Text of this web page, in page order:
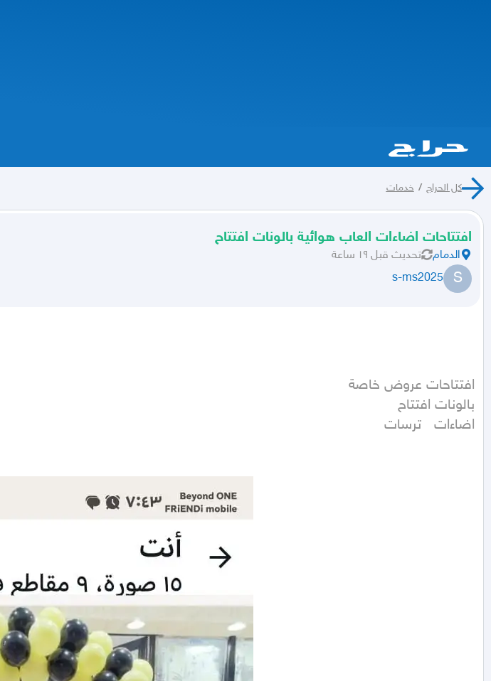
كل الحراج / خدمات
افتتاحات اضاءات العاب هوائية بالونات افتتاح
الدمام تحديث قبل ١٩ ساعة
S
s-ms2025
اضاءات   ترسات